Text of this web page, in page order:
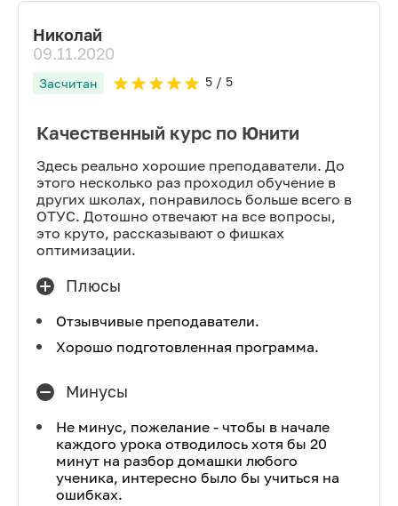
Николай
09.11.2020
Засчитан 5/ 5
Качественный курс по Юнити
Здесь реально хорошие преподаватели. До
этого несколько раз проходил обучение в
других школах, понравилось больше всего в
ОТУС. Дотошно отвечают на все вопросы,
это круто, рассказывают о фишках
оптимизации.
Плюсы
Отзывчивые преподаватели.
Хорошо подготовленная программа.
Минусы
Не минус, пожелание - чтобы в начале
каждого урока отводилось хотя бы 20
минут на разбор домашки любого
ученика, интересно было бы учиться на
ошибках.